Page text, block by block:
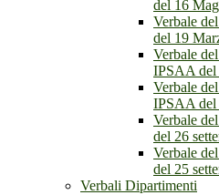
del 16
Verbale
del 19
Verbale
IPSAA del
Verbale
IPSAA del
Verbale
del 26
Verbale
del 25
Verbali Dipartimenti